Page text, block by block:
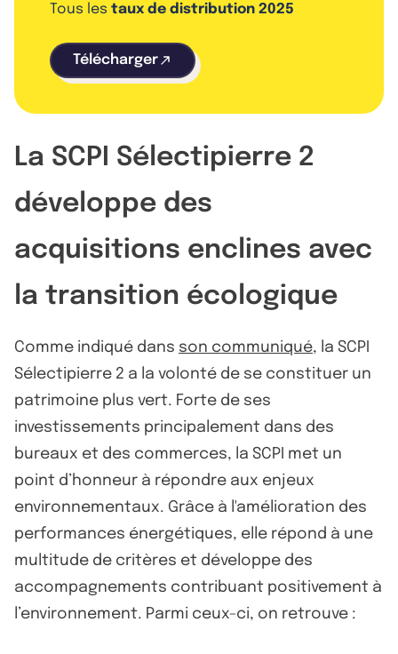
Tous les taux de distribution 2025
Télécharger
La SCPI Sélectipierre 2
développe des
acquisitions enclines avec
la transition écologique
Comme indiqué dans son communiqué, la SCPI
Sélectipierre 2 a la volonté de se constituer un
patrimoine plus vert. Forte de ses
investissements principalement dans des
bureaux et des commerces, la SCPI met un
point d’honneur à répondre aux enjeux
environnementaux. Grâce à l'amélioration des
performances énergétiques, elle répond à une
multitude de critères et développe des
accompagnements contribuant positivement à
l’environnement. Parmi ceux-ci, on retrouve :